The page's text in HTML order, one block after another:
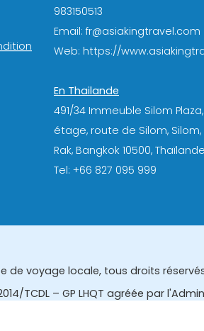
983150513
Email: fr@asiakingtravel.com
Web: https://
En Thailande
491/34 Immeuble Silom Plaza,
étage, route de Silom, Silom,
Rak, Bangkok 10500,
Tel: +66 827 095 999
de voyage locale, tous droits
TCDL – GP LHQT agréée par